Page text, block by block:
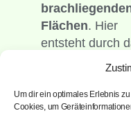
Um dir ein optimales Erlebnis
Cookies, um
Flächen. Hier
entsteht durch
Treffpunkt: